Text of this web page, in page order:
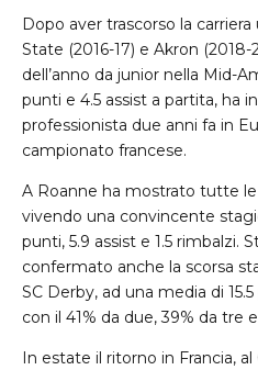
Dopo aver trascorso la
State (2016-17) e Akron
dell’anno da junior nella Mid-
punti e 4.5 assist a partita, ha
professionista due anni fa in
campionato francese.
A Roanne ha mostrato tutte
vivendo una convincente
punti, 5.9 assist e 1.5 rimbalzi.
confermato anche la scorsa
SC Derby, ad una media di
con il 41% da due, 39% da tre
In estate il ritorno in Francia,